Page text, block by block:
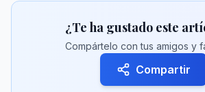
¿Te ha gustado este
Compártelo con tus amigos y
Compartir